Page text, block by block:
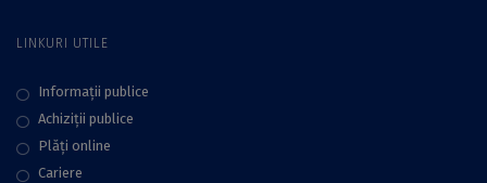
LINKURI UTILE
Informații publice
Achiziții publice
Plăţi online
Cariere